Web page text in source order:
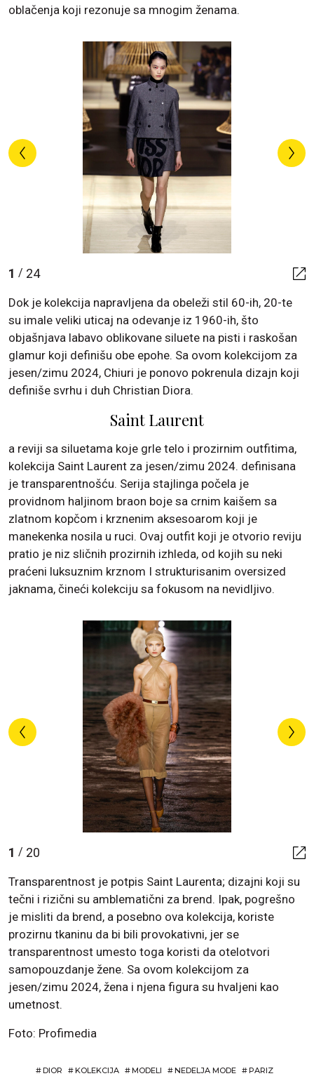
oblačenja koji rezonuje sa mnogim ženama.
1 / 24
Dok je kolekcija napravljena da obeleži stil 60-ih, 20-te
su imale veliki uticaj na odevanje iz 1960-ih, što
objašnjava labavo oblikovane siluete na pisti i raskošan
glamur koji definišu obe epohe. Sa ovom kolekcijom za
jesen/zimu 2024, Chiuri je ponovo pokrenula dizajn koji
definiše svrhu i duh Christian Diora.
Saint Laurent
a reviji sa siluetama koje grle telo i prozirnim outfitima,
kolekcija Saint Laurent za jesen/zimu 2024. definisana
je transparentnošću. Serija stajlinga počela je
providnom haljinom braon boje sa crnim kaišem sa
zlatnom kopčom i krznenim aksesoarom koji je
manekenka nosila u ruci. Ovaj outfit koji je otvorio reviju
pratio je niz sličnih prozirnih izhleda, od kojih su neki
praćeni luksuznim krznom I strukturisanim oversized
jaknama, čineći kolekciju sa fokusom na nevidljivo.
1 / 20
Transparentnost je potpis Saint Laurenta; dizajni koji su
tečni i rizični su amblematični za brend. Ipak, pogrešno
je misliti da brend, a posebno ova kolekcija, koriste
prozirnu tkaninu da bi bili provokativni, jer se
transparentnost umesto toga koristi da otelotvori
samopouzdanje žene. Sa ovom kolekcijom za
jesen/zimu 2024, žena i njena figura su hvaljeni kao
umetnost.
Foto: Profimedia
#DIOR #KOLEKCIJA #MODELI #NEDELJA MODE #PARIZ